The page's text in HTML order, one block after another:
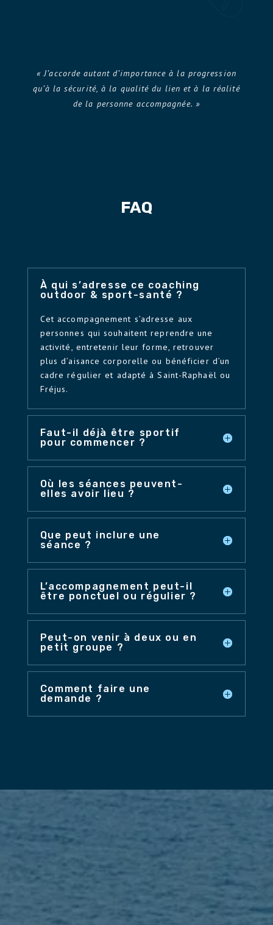
« J’accorde autant d’importance à la progression
qu’à la sécurité, à la qualité du lien et à la réalité
de la personne accompagnée. »
FAQ
À qui s’adresse ce coaching
outdoor & sport-santé ?
Cet accompagnement s’adresse aux
personnes qui souhaitent reprendre une
activité, entretenir leur forme, retrouver
plus d’aisance corporelle ou bénéficier d’un
cadre régulier et adapté à Saint-Raphaël ou
Fréjus.
Faut-il déjà être sportif
pour commencer ?
Où les séances peuvent-
elles avoir lieu ?
Que peut inclure une
séance ?
L’accompagnement peut-il
être ponctuel ou régulier ?
Peut-on venir à deux ou en
petit groupe ?
Comment faire une
demande ?